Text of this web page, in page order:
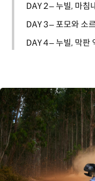
DAY 2 – 누빌, 마침
DAY 3 – 포모와 소
DAY 4 – 누빌, 막판